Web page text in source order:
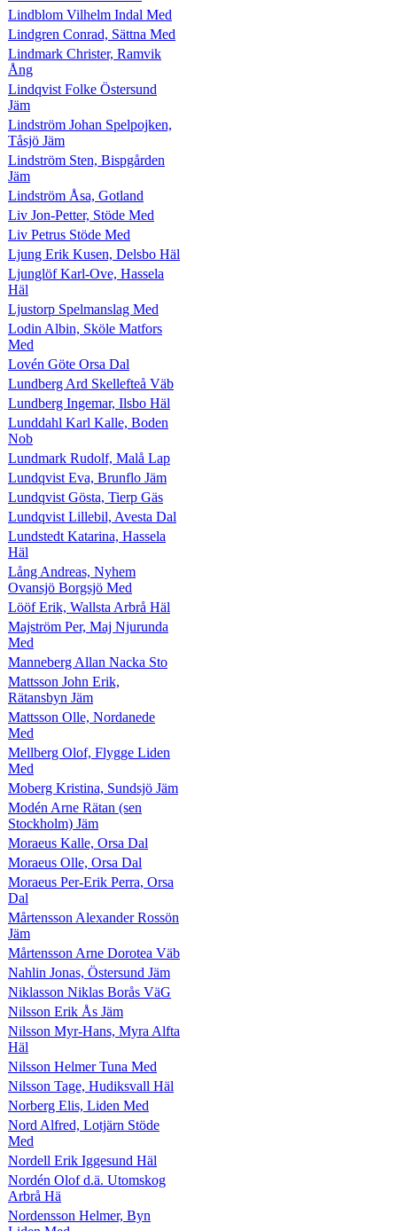
Lindblom Vilhelm Indal Med
Lindgren Conrad, Sättna Med
Lindmark Christer, Ramvik
Ång
Lindqvist Folke Östersund
Jäm
Lindström Johan Spelpojken,
Tåsjö Jäm
Lindström Sten, Bispgården
Jäm
Lindström Åsa, Gotland
Liv Jon-Petter, Stöde Med
Liv Petrus Stöde Med
Ljung Erik Kusen, Delsbo Häl
Ljunglöf Karl-Ove, Hassela
Häl
Ljustorp Spelmanslag Med
Lodin Albin, Sköle Matfors
Med
Lovén Göte Orsa Dal
Lundberg Ard Skellefteå Väb
Lundberg Ingemar, Ilsbo Häl
Lunddahl Karl Kalle, Boden
Nob
Lundmark Rudolf, Malå Lap
Lundqvist Eva, Brunflo Jäm
Lundqvist Gösta, Tierp Gäs
Lundqvist Lillebil, Avesta Dal
Lundstedt Katarina, Hassela
Häl
Lång Andreas, Nyhem
Ovansjö Borgsjö Med
Lööf Erik, Wallsta Arbrå Häl
Majström Per, Maj Njurunda
Med
Manneberg Allan Nacka Sto
Mattsson John Erik,
Rätansbyn Jäm
Mattsson Olle, Nordanede
Med
Mellberg Olof, Flygge Liden
Med
Moberg Kristina, Sundsjö Jäm
Modén Arne Rätan (sen
Stockholm) Jäm
Moraeus Kalle, Orsa Dal
Moraeus Olle, Orsa Dal
Moraeus Per-Erik Perra, Orsa
Dal
Mårtensson Alexander Rossön
Jäm
Mårtensson Arne Dorotea Väb
Nahlin Jonas, Östersund Jäm
Niklasson Niklas Borås VäG
Nilsson Erik Ås Jäm
Nilsson Myr-Hans, Myra Alfta
Häl
Nilsson Helmer Tuna Med
Nilsson Tage, Hudiksvall Häl
Norberg Elis, Liden Med
Nord Alfred, Lotjärn Stöde
Med
Nordell Erik Iggesund Häl
Nordén Olof d.ä. Utomskog
Arbrå Hä
Nordensson Helmer, Byn